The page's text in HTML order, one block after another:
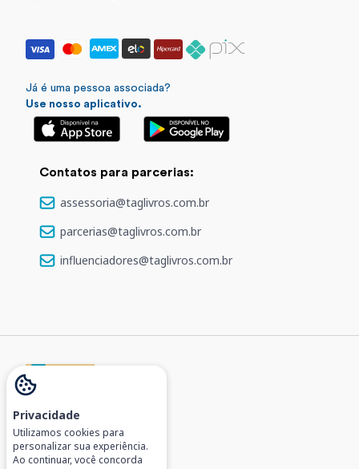
Já é uma pessoa associada?
Use nosso aplicativo.
Contatos para parcerias:
assessoria@taglivros.com.br
parcerias@taglivros.com.br
influenciadores@taglivros.com.br
Tv. São José, 455
Porto Alegre, RS
Privacidade
Utilizamos cookies para
personalizar sua experiência.
Ao continuar, você concorda